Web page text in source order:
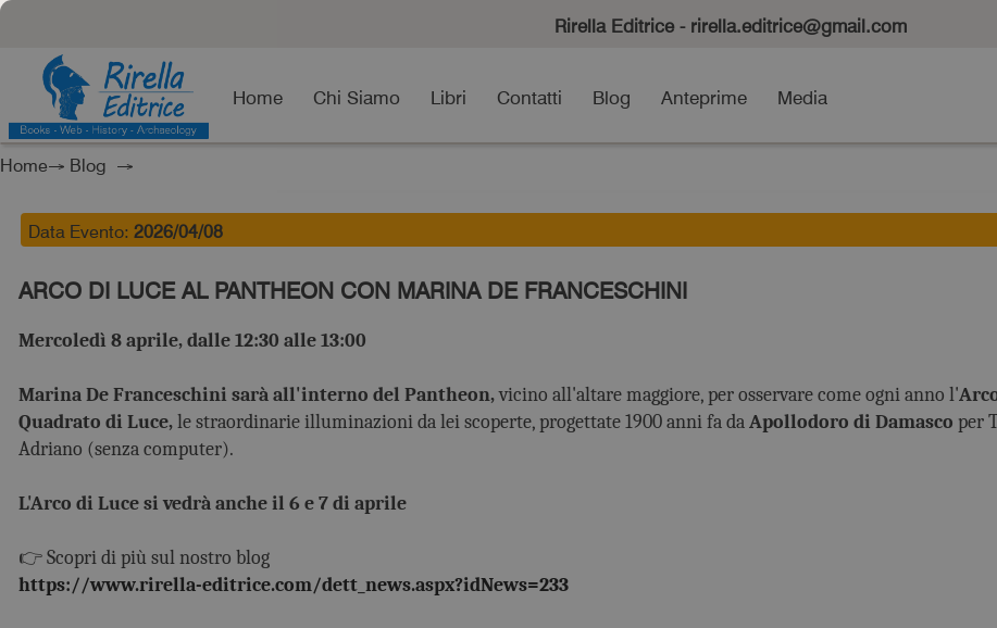
Rirella Editrice - rirella.editrice@gmail.com
Home Chi Siamo Libri Contatti Blog Anteprime Media
Home→ Blog →
Data Evento: 2026/04/08
ARCO DI LUCE AL PANTHEON CON MARINA DE FRANCESCHINI
Mercoledì 8 aprile, dalle 12:30 alle 13:00
Marina De Franceschini sarà all'interno del Pantheon,vicino all'altare maggiore, per osservare come ogni anno l'
Quadrato di Luce,le straordinarie illuminazioni da lei scoperte, progettate 1900 anni fa daApollodoro di Damasco per
Adriano (senza computer).
L'Arco di Luce si vedrà anche il 6 e 7 di aprile
👉 Scopri di più sul nostro blog
https://www.rirella-editrice.com/dett_news.aspx?idNews=233